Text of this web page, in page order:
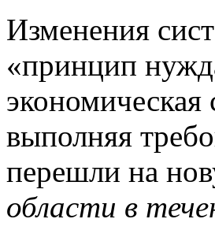
Изменения
«принцип
выполняя
перешли на
области в